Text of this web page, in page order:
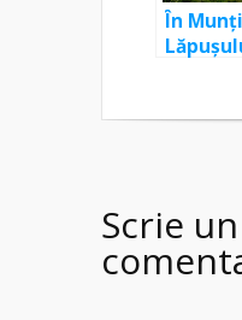
În
Negru
Scrie un